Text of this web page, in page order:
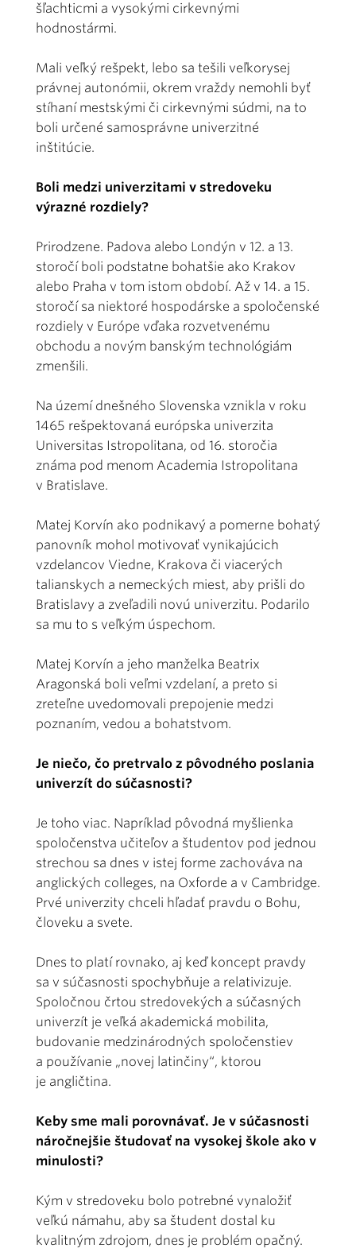
šľachticmi a vysokými cirkevnými
hodnostármi.
Mali veľký rešpekt, lebo sa tešili veľkorysej
právnej autonómii, okrem vraždy nemohli byť
stíhaní mestskými či cirkevnými súdmi, na to
boli určené samosprávne univerzitné
inštitúcie.
Boli medzi univerzitami v stredoveku
výrazné rozdiely?
Prirodzene. Padova alebo Londýn v 12. a 13.
storočí boli podstatne bohatšie ako Krakov
alebo Praha v tom istom období. Až v 14. a 15.
storočí sa niektoré hospodárske a spoločenské
rozdiely v Európe vďaka rozvetvenému
obchodu a novým banským technológiám
zmenšili.
Na území dnešného Slovenska vznikla v roku
1465 rešpektovaná európska univerzita
Universitas Istropolitana, od 16. storočia
známa pod menom Academia Istropolitana
v Bratislave.
Matej Korvín ako podnikavý a pomerne bohatý
panovník mohol motivovať vynikajúcich
vzdelancov Viedne, Krakova či viacerých
talianskych a nemeckých miest, aby prišli do
Bratislavy a zveľadili novú univerzitu. Podarilo
sa mu to s veľkým úspechom.
Matej Korvín a jeho manželka Beatrix
Aragonská boli veľmi vzdelaní, a preto si
zreteľne uvedomovali prepojenie medzi
poznaním, vedou a bohatstvom.
Je niečo, čo pretrvalo z pôvodného poslania
univerzít do súčasnosti?
Je toho viac. Napríklad pôvodná myšlienka
spoločenstva učiteľov a študentov pod jednou
strechou sa dnes v istej forme zachováva na
anglických colleges, na Oxforde a v Cambridge.
Prvé univerzity chceli hľadať pravdu o Bohu,
človeku a svete.
Dnes to platí rovnako, aj keď koncept pravdy
sa v súčasnosti spochybňuje a relativizuje.
Spoločnou črtou stredovekých a súčasných
univerzít je veľká akademická mobilita,
budovanie medzinárodných spoločenstiev
a používanie „novej latinčiny“, ktorou
je angličtina.
Keby sme mali porovnávať. Je v súčasnosti
náročnejšie študovať na vysokej škole ako v
minulosti?
Kým v stredoveku bolo potrebné vynaložiť
veľkú námahu, aby sa študent dostal ku
kvalitným zdrojom, dnes je problém opačný.